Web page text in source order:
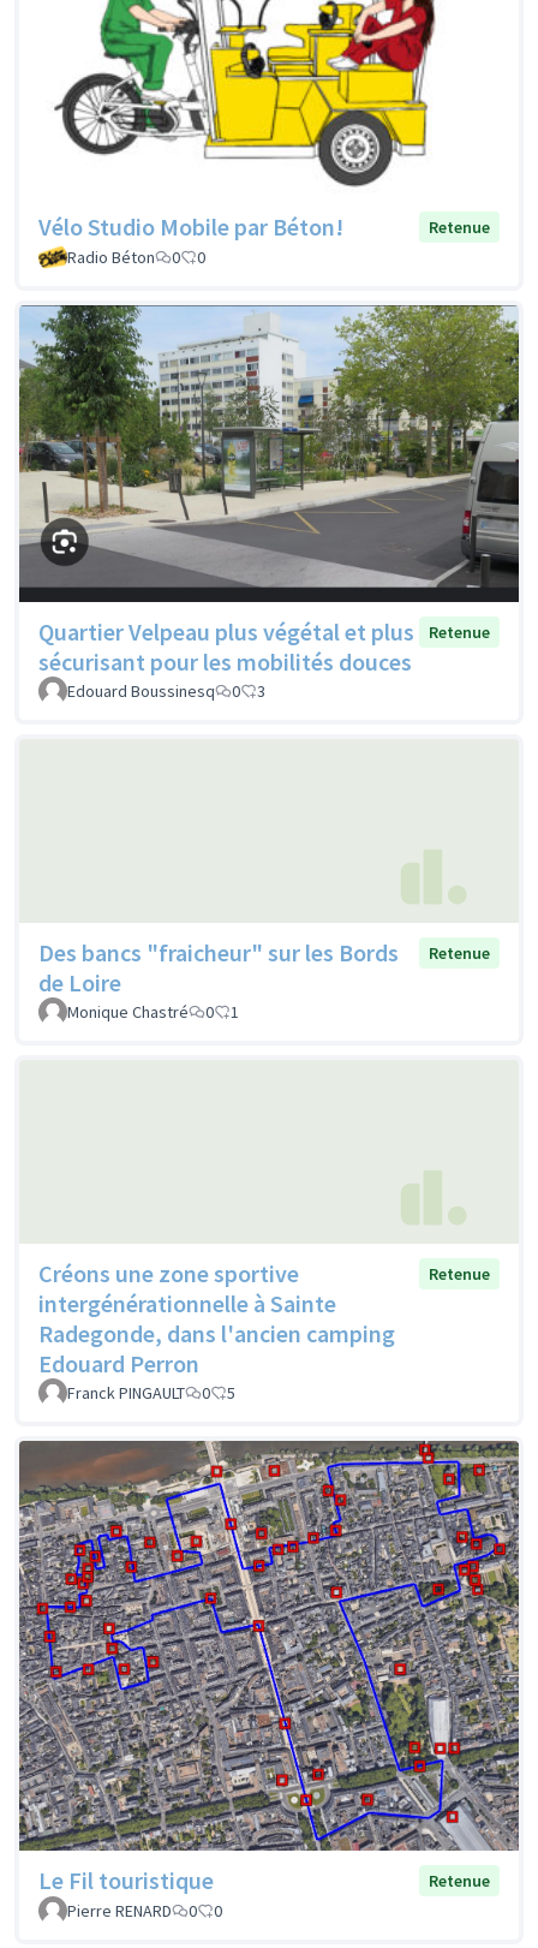
Vélo Studio Mobile par Béton!
Retenue
Radio Béton
0 0
Quartier Velpeau plus végétal et plus
sécurisant pour les mobilités douces
Retenue
Edouard Boussinesq 0 3
Des bancs "fraicheur" sur les Bords
de Loire
Retenue
Monique Chastré 0 1
Créons une zone sportive
intergénérationnelle à Sainte
Radegonde, dans l'ancien camping
Edouard Perron
Retenue
Franck PINGAULT 0 5
Le Fil touristique
Retenue
Pierre RENARD
0 0